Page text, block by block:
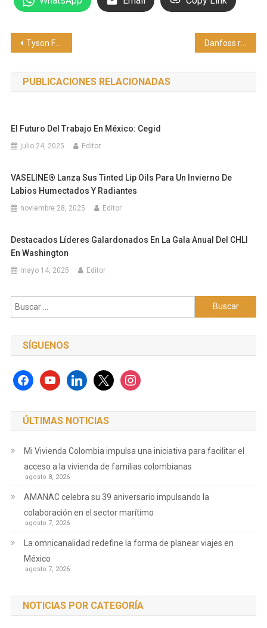
Navegación
de
entradas
Tyson Fury se une a Datavault AI como portavoz mundial para impulsar la monetización de datos de atletas
PUBLICACIONES RELACIONADAS
El Futuro Del Trabajo En México: Cegid
julio 24, 2025 Editor
VASELINE® Lanza Sus Tinted Lip Oils Para Un Invierno De
Labios Humectados Y Radiantes
noviembre 28, 2025 Editor
Destacados Líderes Galardonados En La Gala Anual Del CHLI
En Washington
mayo 14, 2025 Editor
Buscar:
SÍGUENOS
facebookyoutubelinkedinx instagram
ÚLTIMAS NOTICIAS
Mi Vivienda Colombia impulsa una iniciativa para facilitar el
acceso a la vivienda de familias colombianas
agosto 8, 2026
AMANAC celebra su 39 aniversario impulsando la
colaboración en el sector marítimo
agosto 7, 2026
La omnicanalidad redefine la forma de planear viajes en
México
agosto 7, 2026
NOTICIAS POR CATEGORÍA